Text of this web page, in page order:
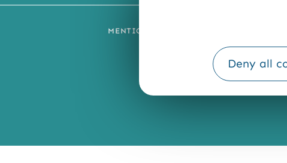
Deny all
MENTIONS LÉGALES